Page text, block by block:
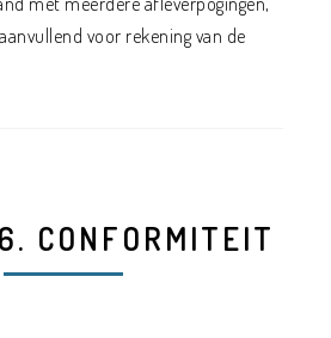
voor rekening van de
CONFORMITEIT